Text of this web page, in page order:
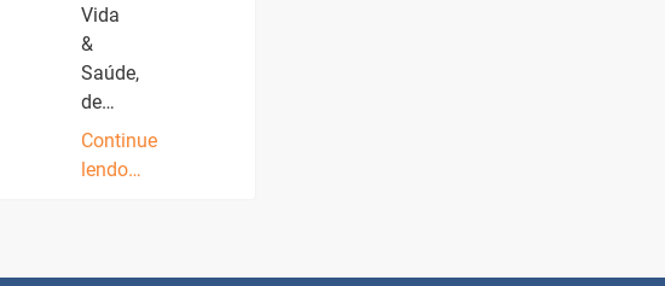
Vida
&
Saúde,
de…
Continue
lendo…